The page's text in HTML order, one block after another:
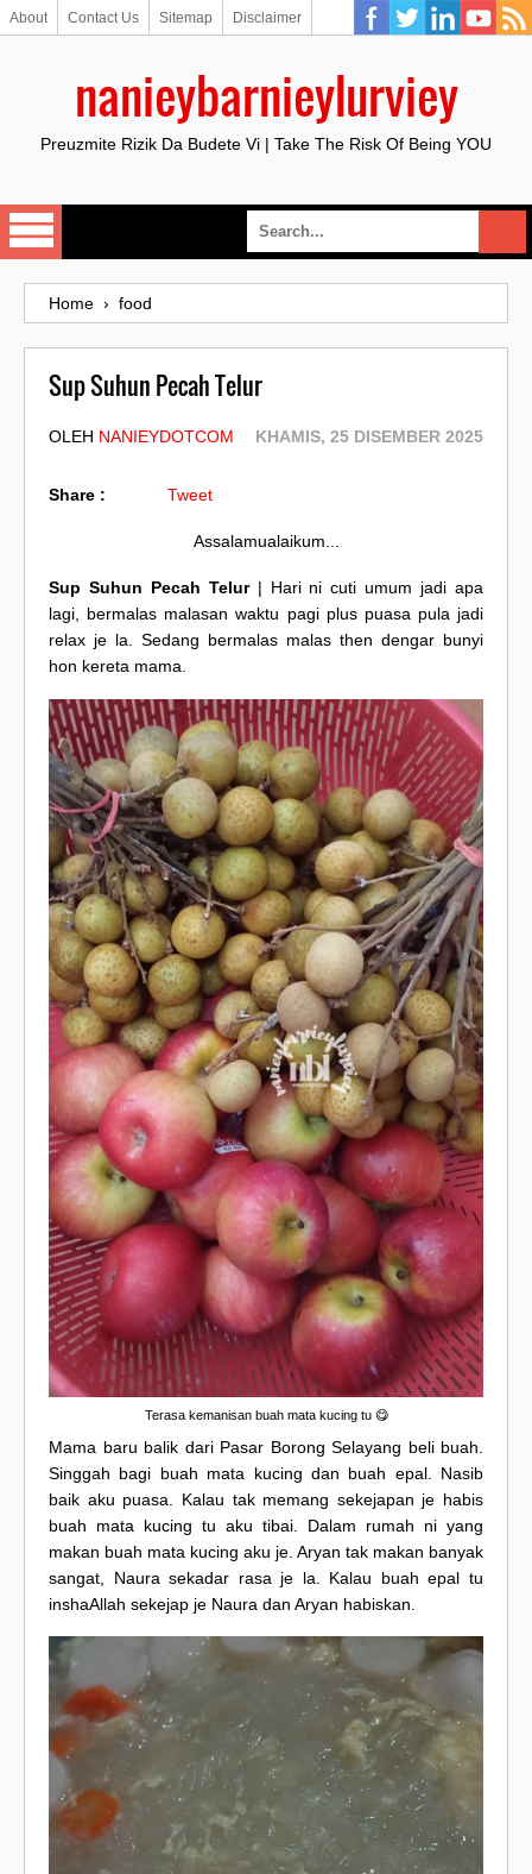
About Contact Us Sitemap Disclaimer
nanieybarnieylurviey
Preuzmite Rizik Da Budete Vi | Take The Risk Of Being YOU
Home › food
Sup Suhun Pecah Telur
OLEH NANIEYDOTCOM KHAMIS, 25 DISEMBER 2025
Share : Tweet
Assalamualaikum...
Sup Suhun Pecah Telur| Hari ni cuti umum jadi apa
lagi, bermalas malasan waktu pagi plus puasa pula jadi
relax je la. Sedang bermalas malas then dengar bunyi
hon kereta mama.
Terasa kemanisan buah mata kucing tu 😋
Mama baru balik dari Pasar Borong Selayang beli buah.
Singgah bagi buah mata kucing dan buah epal. Nasib
baik aku puasa. Kalau tak memang sekejapan je habis
buah mata kucing tu aku tibai. Dalam rumah ni yang
makan buah mata kucing aku je. Aryan tak makan banyak
sangat, Naura sekadar rasa je la. Kalau buah epal tu
inshaAllah sekejap je Naura dan Aryan habiskan.